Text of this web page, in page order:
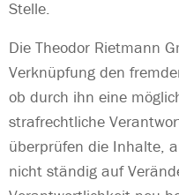
Stelle.
Die Theodor Rietmann
Verknüpfung den
ob durch ihn eine
strafrechtliche
überprüfen die Inhalte,
nicht ständig auf